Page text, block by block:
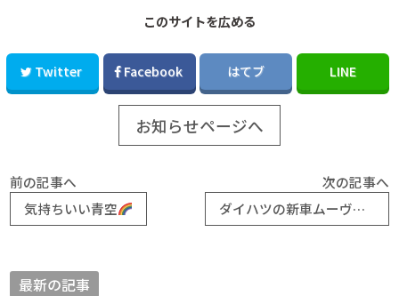
このサイトを広める
Twitter Facebook はてブ LINE
お知らせページへ
前の記事へ
気持ちいい青空
次の記事へ
ダイハツの新車ムーヴ納車しました！
最新の記事